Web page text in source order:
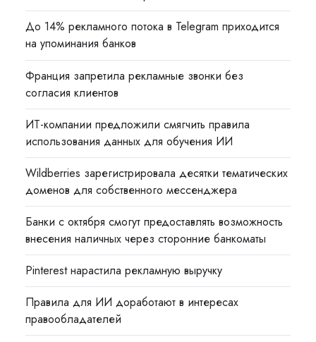
До 14% рекламного потока в Telegram приходится
на упоминания банков
Франция запретила рекламные звонки без
согласия клиентов
ИТ-компании предложили смягчить правила
использования данных для обучения ИИ
Wildberries зарегистрировала десятки тематических
доменов для собственного мессенджера
Банки с октября смогут предоставлять возможность
внесения наличных через сторонние банкоматы
Pinterest нарастила рекламную выручку
Правила для ИИ доработают в интересах
правообладателей